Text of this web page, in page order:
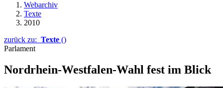
Webarchiv
Texte
2010
zurück zu: Texte ()
Parlament
Nordrhein-Westfalen-Wahl fest im Blick